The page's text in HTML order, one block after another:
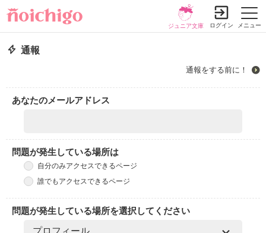
メニュー
ジュニア文庫 ログイン
通報
通報をする前に！
あなたのメールアドレス
問題が発生している場所は
自分のみアクセスできるページ
誰でもアクセスできるページ
問題が発生している場所を選択してください